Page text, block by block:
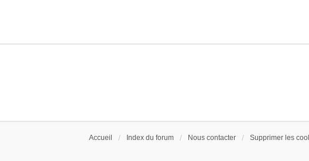
Accueil Index du forum Nous contacter Supprimer les